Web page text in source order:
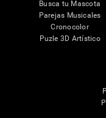
Busca tu Mascota
Parejas Musicales
Cronocolor
Puzle 3D Artístico